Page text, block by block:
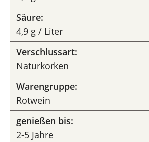
Säure:
4,9 g / Liter
Verschlussart:
Naturkorken
Warengruppe:
Rotwein
genießen bis:
2-5 Jahre